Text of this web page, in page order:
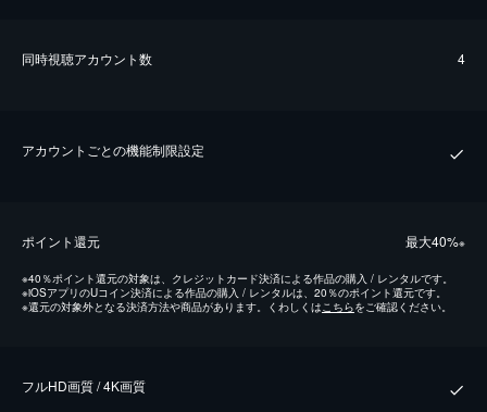
同時視聴アカウント数 4
アカウントごとの機能制限設定
ポイント還元 最⼤40%※
※40％ポイント還元の対象は、クレジットカード決済による作品の購入 / レンタルです。
※iOSアプリのUコイン決済による作品の購入 / レンタルは、20％のポイント還元です。
※還元の対象外となる決済方法や商品があります。くわしくはこちらをご確認ください。
フルHD画質 / 4K画質